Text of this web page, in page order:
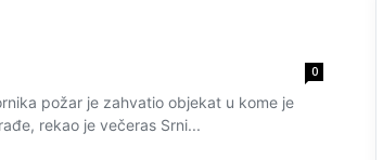
0
požar je zahvatio objekat u kome je
rekao je večeras Srni...